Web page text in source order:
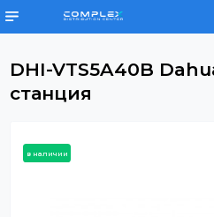
DHI-VTS5A40B
станция